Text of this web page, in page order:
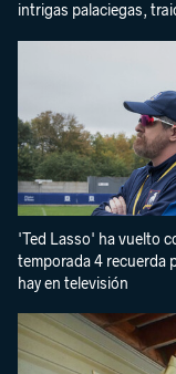
intrigas palaciegas,
'Ted Lasso' ha vuelto
temporada 4 recuerda
hay en televisión